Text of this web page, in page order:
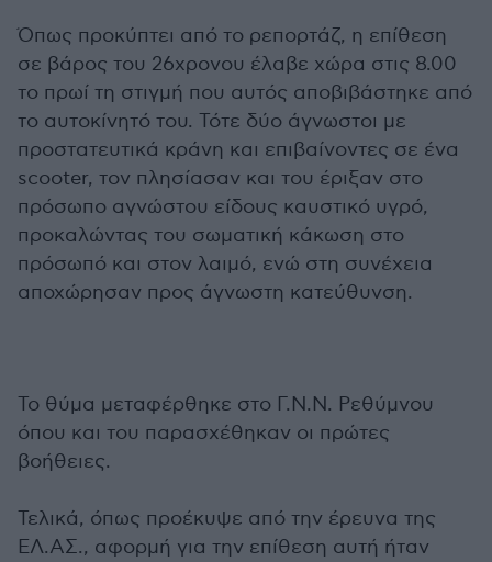
Όπως προκύπτει από το ρεπορτάζ, η επίθεση
σε βάρος του 26χρονου έλαβε χώρα στις 8.00
το πρωί τη στιγμή που αυτός αποβιβάστηκε από
το αυτοκίνητό του. Τότε δύο άγνωστοι με
προστατευτικά κράνη και επιβαίνοντες σε ένα
scooter, τον πλησίασαν και του έριξαν στο
πρόσωπο αγνώστου είδους καυστικό υγρό,
προκαλώντας του σωματική κάκωση στο
πρόσωπό και στον λαιμό, ενώ στη συνέχεια
αποχώρησαν προς άγνωστη κατεύθυνση.
Το θύμα μεταφέρθηκε στο Γ.Ν.Ν. Ρεθύμνου
όπου και του παρασχέθηκαν οι πρώτες
βοήθειες.
Τελικά, όπως προέκυψε από την έρευνα της
ΕΛ.ΑΣ., αφορμή για την επίθεση αυτή ήταν